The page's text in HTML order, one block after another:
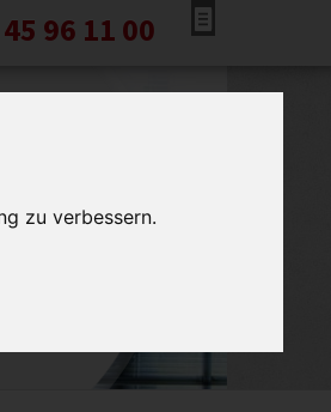
zu verbessern.
96 11 00